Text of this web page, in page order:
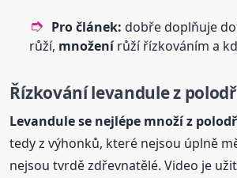
Pro článek: dobře doplňuje
růží, množenírůží řízkováním a
Řízkování levandule z
Levandule se nejlépe množí z
tedy z výhonků, které nejsou úplně
nejsou tvrdě zdřevnatělé. Video je